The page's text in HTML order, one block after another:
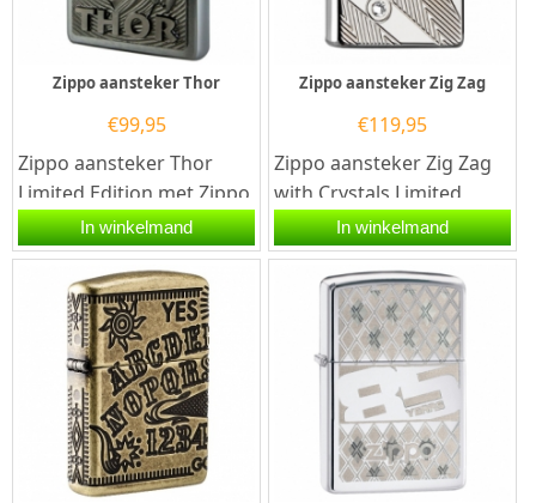
Zippo aansteker Thor
€99,95
Zippo aansteker Thor
Limited Edition met Zippo
code 2.005.393.Een Zippo
aansteker is een...
In winkelmand
Zippo aansteker Zig Zag
€119,95
Zippo aansteker Zig Zag
with Crystals Limited
Edition met Zippo code
60.002.8643.Een Zippo...
In winkelmand